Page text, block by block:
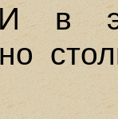
И в